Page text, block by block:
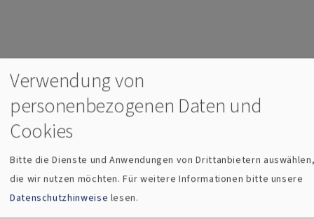
Verwendung von
personenbezogenen Daten und
Cookies
Bitte die Dienste und Anwendungen von Drittanbietern
die wir nutzen möchten.Für weitere Informationen bitte unsere
Datenschutzhinweise lesen.